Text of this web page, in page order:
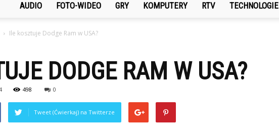
CyfrowiWynalazcy.pl
AUDIO FOTO-WIDEO GRY KOMPUTERY RTV TECHNOLOGIE
Ile kosztuje Dodge Ram w USA?
DODGE RAM W USA?
498 0
Tweet (Ćwierkaj) na Twitterze